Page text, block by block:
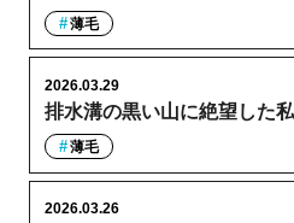
薄毛
排水溝の黒い山に絶望した
2026.03.29
薄毛
2026.03.26